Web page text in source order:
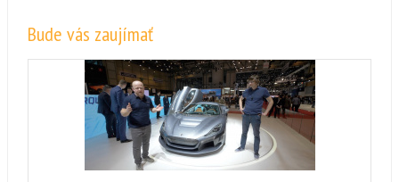
Bude vás zaujímať